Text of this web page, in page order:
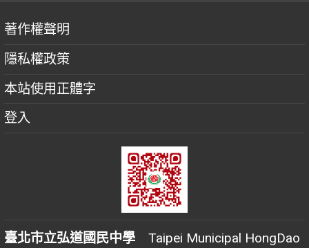
著作權聲明
隱私權政策
本站使用正體字
登入
臺北市立弘道國民中學 Taipei Municipal HongDao